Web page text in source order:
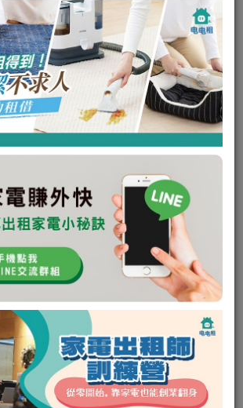
我要租家電
我要上架家電
最新消息